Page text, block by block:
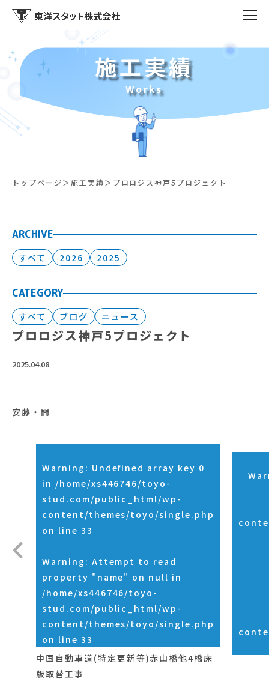
施工実績
Works
トップページ 施工実績 プロロジス神戸5プロジェクト
ARCHIVE
すべて 2026 2025
CATEGORY
すべて ブログ ニュース
プロロジス神戸5プロジェクト
2025.04.08
安藤・間
Warning : Undefined array key 0
in /home/xs446746/toyo-
stud.com/public_html/wp-
content/themes/toyo/single.php
on line 33
Warning : Attempt to read
property "name" on null in
/home/xs446746/toyo-
stud.com/public_html/wp-
content/themes/toyo/single.php
on line 33
中国自動車道(特定更新等)赤山橋他4橋床
版取替工事